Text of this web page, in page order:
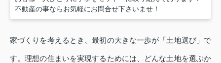
不動産の事ならお気軽にお問合せ下さいませ！
家づくりを考えるとき、最初の大きな一歩が「土地選び」で
す。理想の住まいを実現するためには、どんな土地を選ぶか